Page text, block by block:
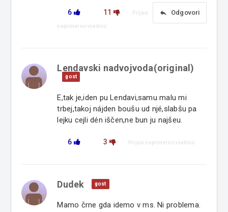
6 11 reply Odgovori
Prijavi
neprimerno vsebino
Lendavski nadvojvoda(original)
gost
E,tak je,iden pu Lendavi,samu malu mi
trbej,takoj nájden boušu ud njé,slabšu pa
lejku cejli dén iščen,ne bun ju najšeu.
6 3 Prijavi neprimerno vsebino
Dudek gost
Mamo črne gda idemo v ms. Ni problema.